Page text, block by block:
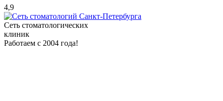
4,9
Сеть стоматологических
клиник
Работаем с 2004 года!